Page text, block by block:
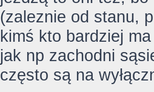
(zaleznie od stanu,
kimś kto bardziej
jak np zachodni
często są na